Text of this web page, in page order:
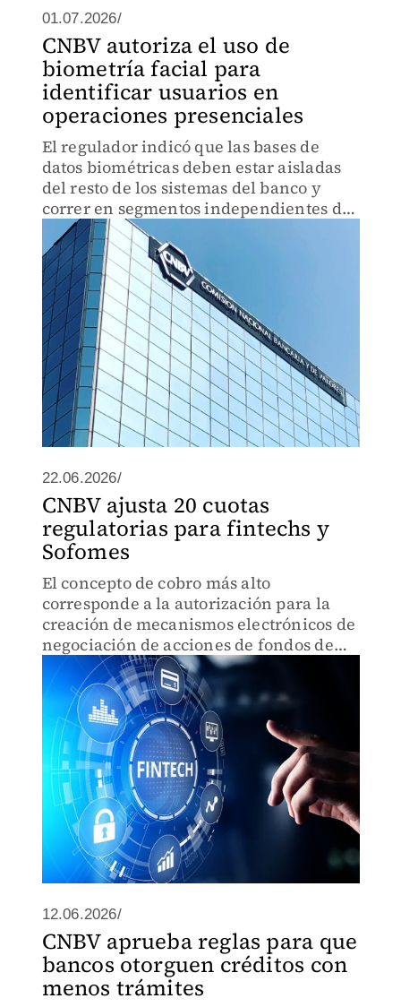
01.07.2026/
CNBV autoriza el uso de
biometría facial para
identificar usuarios en
operaciones presenciales
El regulador indicó que las bases de
datos biométricas deben estar aisladas
del resto de los sistemas del banco y
correr en segmentos independientes de
red.
22.06.2026/
CNBV ajusta 20 cuotas
regulatorias para fintechs y
Sofomes
El concepto de cobro más alto
corresponde a la autorización para la
creación de mecanismos electrónicos de
negociación de acciones de fondos de
inversión con una cuota de 404 mil 996
pesos.
12.06.2026/
CNBV aprueba reglas para que
bancos otorguen créditos con
menos trámites